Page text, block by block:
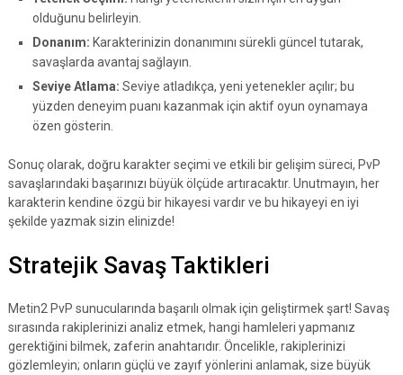
olduğunu belirleyin.
Donanım: Karakterinizin donanımını sürekli güncel tutarak,
savaşlarda avantaj sağlayın.
Seviye Atlama: Seviye atladıkça, yeni yetenekler açılır; bu
yüzden deneyim puanı kazanmak için aktif oyun oynamaya
özen gösterin.
Sonuç olarak, doğru karakter seçimi ve etkili bir gelişim süreci, PvP
savaşlarındaki başarınızı büyük ölçüde artıracaktır. Unutmayın, her
karakterin kendine özgü bir hikayesi vardır ve bu hikayeyi en iyi
şekilde yazmak sizin elinizde!
Stratejik Savaş Taktikleri
Metin2 PvP sunucularında başarılı olmak için geliştirmek şart! Savaş
sırasında rakiplerinizi analiz etmek, hangi hamleleri yapmanız
gerektiğini bilmek, zaferin anahtarıdır. Öncelikle, rakiplerinizi
gözlemleyin; onların güçlü ve zayıf yönlerini anlamak, size büyük